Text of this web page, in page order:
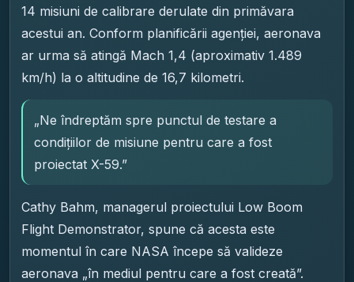
14 misiuni de calibrare derulate din primăvara
acestui an. Conform planificării agenției, aeronava
ar urma să atingă Mach 1,4 (aproximativ 1.489
km/h) la o altitudine de 16,7 kilometri.
„Ne îndreptăm spre punctul de testare a
condițiilor de misiune pentru care a fost
proiectat X-59.”
Cathy Bahm, managerul proiectului Low Boom
Flight Demonstrator, spune că acesta este
momentul în care NASA începe să valideze
aeronava „în mediul pentru care a fost creată”.